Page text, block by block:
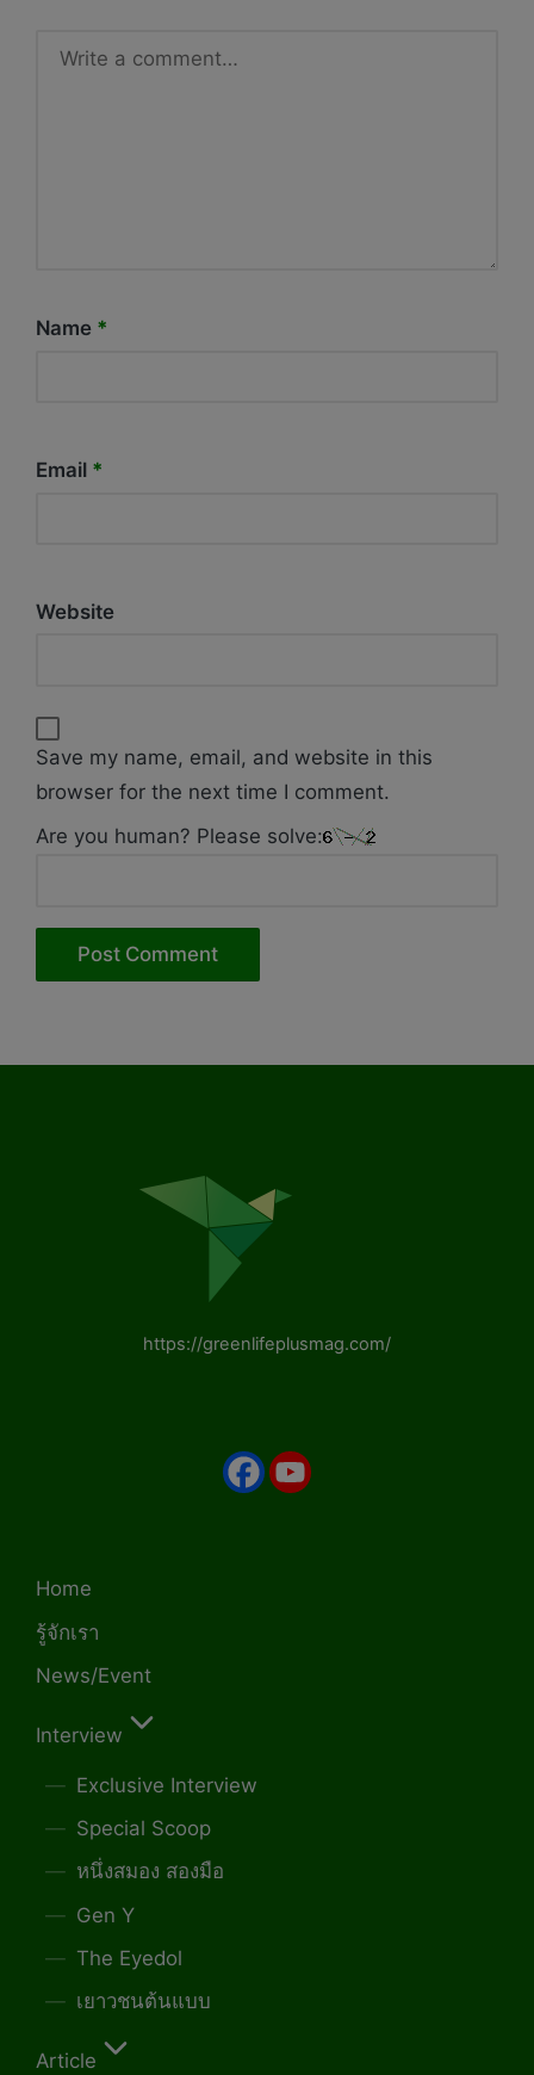
Name *
Email *
Website
Save my name, email, and website in this
browser for the next time I comment.
Are you human? Please solve:
https://greenlifeplusmag.com/
Home
รู้จักเรา
News/Event
Interview
Exclusive Interview
Special Scoop
หนึ่งสมอง สองมือ
Gen Y
The Eyedol
เยาวชนต้นแบบ
Article